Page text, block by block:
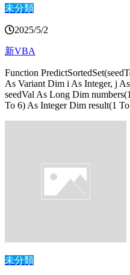
未分類
2025/5/2
新VBA
Function
As Variant Dim i As Integer, j
seedVal As Long Dim
To 6) As Integer Dim result(1
未分類